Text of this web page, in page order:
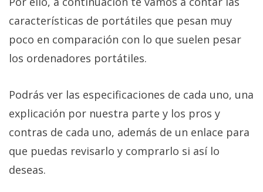
características de portátiles que pesan muy
poco en comparación con lo que suelen pesar
los ordenadores portátiles.
Podrás ver las especificaciones de cada uno, una
explicación por nuestra parte y los pros y
contras de cada uno, además de un enlace para
que puedas revisarlo y comprarlo si así lo
deseas.